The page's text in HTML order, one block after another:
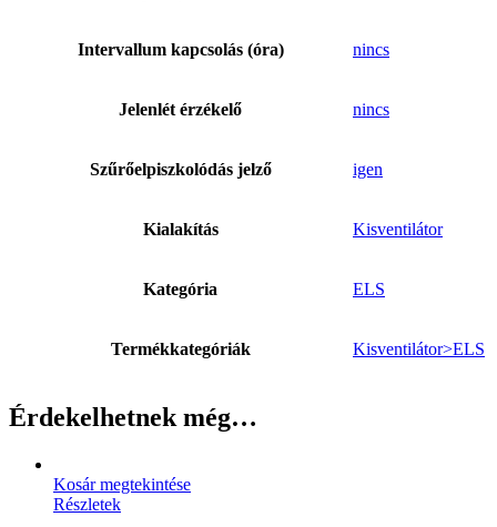
Intervallum kapcsolás (óra) nincs
Jelenlét érzékelő nincs
Szűrőelpiszkolódás jelző igen
Kialakítás Kisventilátor
Kategória ELS
Termékkategóriák Kisventilátor>ELS
Érdekelhetnek még…
Kosár megtekintése
Részletek